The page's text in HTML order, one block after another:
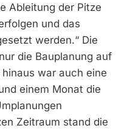
Ableitung der Pitze
und das
werden.“ Die
die Bauplanung auf
war auch eine
einem Monat die
Zeitraum stand die